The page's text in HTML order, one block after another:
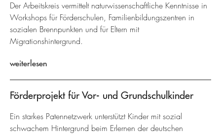
Der Arbeitskreis vermittelt naturwissenschaftliche Kenntnisse in
Workshops für Förderschulen, Familienbildungszentren in
sozialen Brennpunkten und für Eltern mit
Migrationshintergrund.
weiterlesen
Förderprojekt für Vor- und Grundschulkinder
Ein starkes Patennetzwerk unterstützt Kinder mit sozial
schwachem Hintergrund beim Erlernen der deutschen